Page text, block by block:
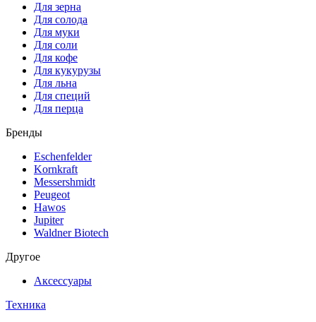
Для зерна
Для солода
Для муки
Для соли
Для кофе
Для кукурузы
Для льна
Для специй
Для перца
Бренды
Eschenfelder
Kornkraft
Messershmidt
Peugeot
Hawos
Jupiter
Waldner Biotech
Другое
Аксессуары
Техника